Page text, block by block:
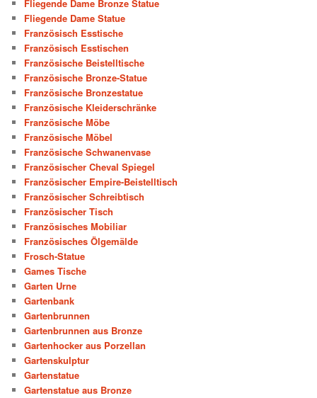
Fliegende Dame Bronze Statue
Fliegende Dame Statue
Französisch Esstische
Französisch Esstischen
Französische Beistelltische
Französische Bronze-Statue
Französische Bronzestatue
Französische Kleiderschränke
Französische Möbe
Französische Möbel
Französische Schwanenvase
Französischer Cheval Spiegel
Französischer Empire-Beistelltisch
Französischer Schreibtisch
Französischer Tisch
Französisches Mobiliar
Französisches Ölgemälde
Frosch-Statue
Games Tische
Garten Urne
Gartenbank
Gartenbrunnen
Gartenbrunnen aus Bronze
Gartenhocker aus Porzellan
Gartenskulptur
Gartenstatue
Gartenstatue aus Bronze